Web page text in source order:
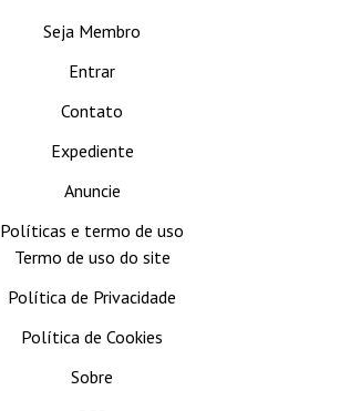
Seja Membro
Entrar
Contato
Expediente
Anuncie
Políticas e termo de uso
Termo de uso do site
Política de Privacidade
Política de Cookies
Sobre